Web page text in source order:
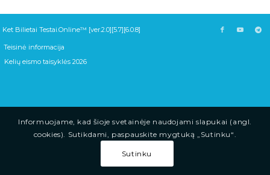
Ket Bilietai Testai.Online™ [ver.2.0][5.7][6.0.8]
Teisinė informacija
Kelių eismo taisyklės 2026
Informuojame, kad šioje svetainėje naudojami slapukai (angl.
cookies). Sutikdami, paspauskite mygtuką „Sutinku“.
Sutinku